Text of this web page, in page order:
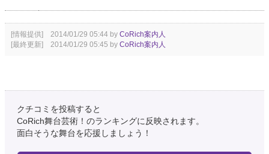
[情報提供] 2014/01/29 05:44 by CoRich案内人
[最終更新] 2014/01/29 05:45 by CoRich案内人
クチコミを投稿すると
CoRich舞台芸術！のランキングに反映されます。
面白そうな舞台を応援しましょう！